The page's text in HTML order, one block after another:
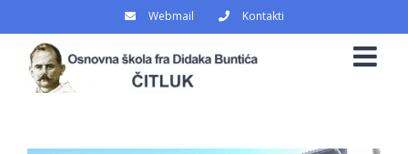
content
Webmail Kontakti